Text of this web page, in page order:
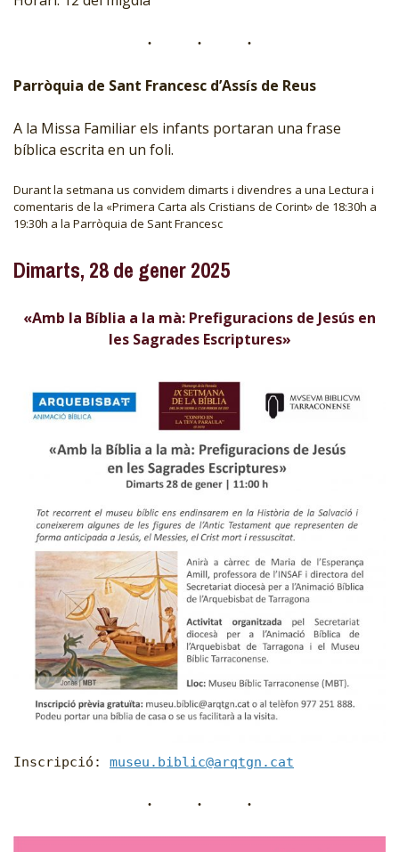
Parròquia de Sant Francesc d’Assís de Reus
A la Missa Familiar els infants portaran una frase
bíblica escrita en un foli.
Durant la setmana us convidem dimarts i divendres a una Lectura i
comentaris de la «Primera Carta als Cristians de Corint» de 18:30h a
19:30h a la Parròquia de Sant Francesc
Dimarts, 28 de gener 2025
«Amb la Bíblia a la mà: Prefiguracions de Jesús en
les Sagrades Escriptures»
Inscripció: museu.biblic@arqtgn.cat